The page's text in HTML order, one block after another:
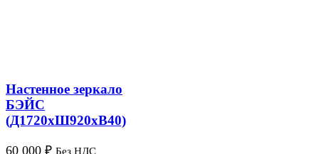
Настенное зеркало
БЭЙС
(Д1720хШ920хВ40)
60 000 ₽ Без НДС